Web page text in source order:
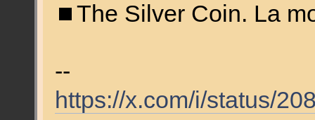
⏹️The Silver Coin. La
--
https://x.com/i/status/